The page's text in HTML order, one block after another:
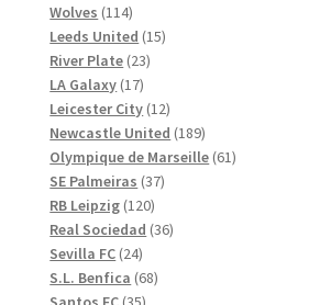
Wolves 114114
produkter
Leeds United 1515
River Plate 2323
LA Galaxy 1717
produkter
Leicester City 1212
produkter
Newcastle United 189189
produkter
Olympique de Marseille 6161
SE Palmeiras 3737
RB Leipzig 120120
produkter
Real Sociedad 3636
Sevilla FC 2424
produkter
S.L. Benfica 6868
35